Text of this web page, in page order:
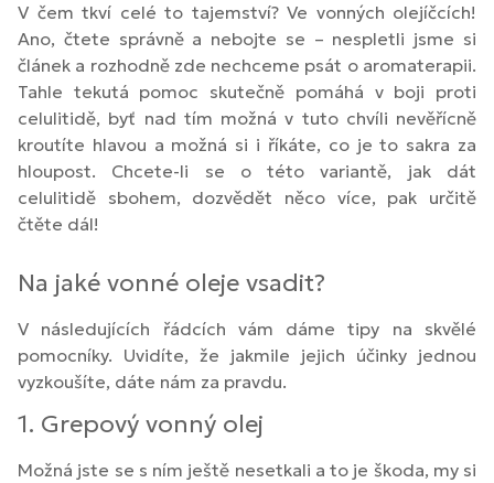
V čem tkví celé to tajemství? Ve vonných olejíčcích!
Ano, čtete správně a nebojte se – nespletli jsme si
článek a rozhodně zde nechceme psát o aromaterapii.
Tahle tekutá pomoc skutečně pomáhá v boji proti
celulitidě, byť nad tím možná v tuto chvíli nevěřícně
kroutíte hlavou a možná si i říkáte, co je to sakra za
hloupost. Chcete-li se o této variantě, jak dát
celulitidě sbohem, dozvědět něco více, pak určitě
čtěte dál!
Na jaké vonné oleje vsadit?
V následujících řádcích vám dáme tipy na skvělé
pomocníky. Uvidíte, že jakmile jejich účinky jednou
vyzkoušíte, dáte nám za pravdu.
1. Grepový vonný olej
Možná jste se s ním ještě nesetkali a to je škoda, my si